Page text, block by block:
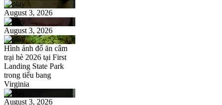
August 3, 2026
August 3, 2026
Hình ảnh đổ ăn câm
trại hè 2026 tại First
Landing State Park
trong tiểu bang
Virginia
August 3, 2026